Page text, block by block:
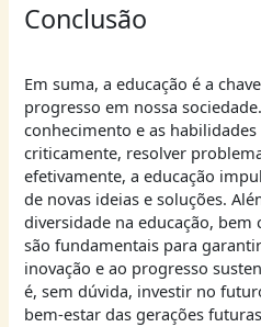
Conclusão
Em suma, a educação é a
progresso em nossa
conhecimento e as
criticamente, resolver
efetivamente, a educação
de novas ideias e soluções.
diversidade na educação,
são fundamentais para
inovação e ao progresso
é, sem dúvida, investir no
bem-estar das gerações